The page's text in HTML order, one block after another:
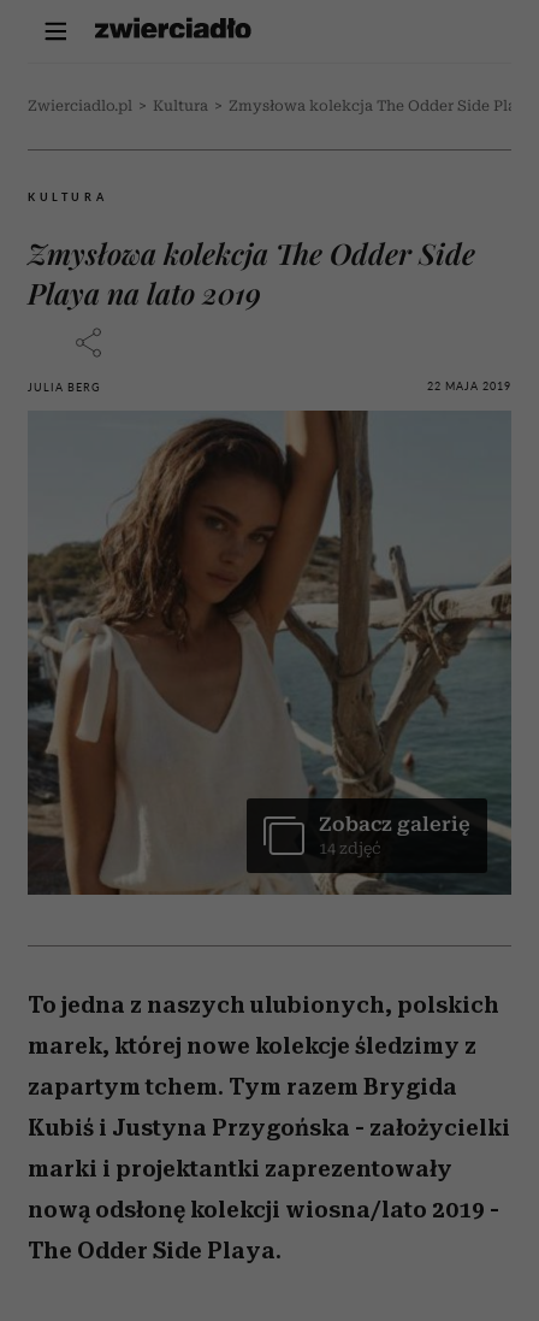
Zwierciadlo.pl > Kultura > Zmysłowa kolekcja The Odder Side Playa
KULTURA
Zmysłowa kolekcja The Odder Side
Playa na lato 2019
JULIA BERG 22 MAJA 2019
Zobacz galerię
14 zdjęć
To jedna z naszych ulubionych, polskich
marek, której nowe kolekcje śledzimy z
zapartym tchem. Tym razem Brygida
Kubiś i Justyna Przygońska - założycielki
marki i projektantki zaprezentowały
nową odsłonę kolekcji wiosna/lato 2019 -
The Odder Side Playa.